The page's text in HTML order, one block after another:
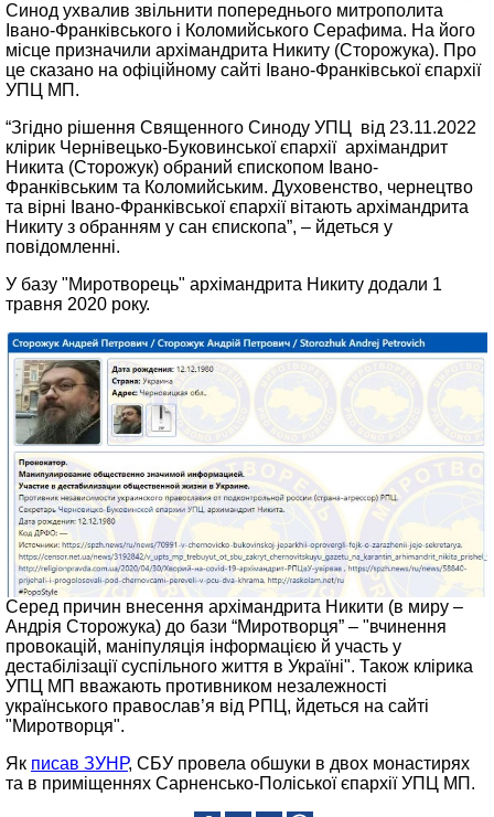
Синод ухвалив звільнити попереднього митрополита
Івано-Франківського і Коломийського Серафима. На його
місце призначили архімандрита Никиту (Сторожука). Про
це сказано на офіційному сайті Івано-Франківської єпархії
УПЦ МП.
“Згідно рішення Священного Синоду УПЦ від 23.11.2022
клірик Чернівецько-Буковинської єпархії архімандрит
Никита (Сторожук) обраний єпископом Івано-
Франківським та Коломийським. Духовенство, чернецтво
та вірні Івано-Франківської єпархії вітають архімандрита
Никиту з обранням у сан єпископа”, – йдеться у
повідомленні.
У базу "Миротворець" архімандрита Никиту додали 1
травня 2020 року.
Серед причин внесення архімандрита Никити (в миру –
Андрія Сторожука) до бази “Миротворця” – "вчинення
провокацій, маніпуляція інформацією й участь у
дестабілізації суспільного життя в Україні". Також клірика
УПЦ МП вважають противником незалежності
українського православ’я від РПЦ, йдеться на сайті
"Миротворця".
Як писав ЗУНР, СБУ провела обшуки в двох монастирях
та в приміщеннях Сарненсько-Поліської єпархії УПЦ МП.